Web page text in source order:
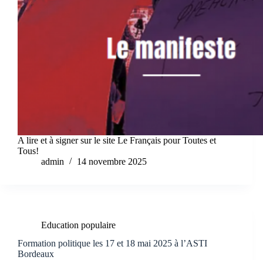
A lire et à signer sur le site Le Français pour Toutes et
Tous!
admin
14 novembre 2025
Education populaire
Formation politique les 17 et 18 mai 2025 à l’ASTI
Bordeaux